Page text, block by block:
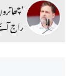
راج